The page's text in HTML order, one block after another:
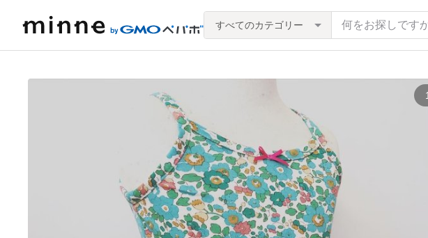
すべてのカテゴリー